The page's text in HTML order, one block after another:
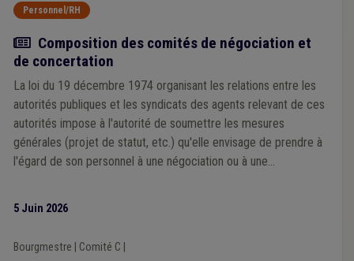
Personnel/RH
Actualité
Composition des comités de négociation et
de concertation
La loi du 19 décembre 1974 organisant les relations entre les
autorités publiques et les syndicats des agents relevant de ces
autorités impose à l'autorité de soumettre les mesures
générales (projet de statut, etc.) qu'elle envisage de prendre à
l'égard de son personnel à une négociation ou à une
5 Juin 2026
Bourgmestre Comité C